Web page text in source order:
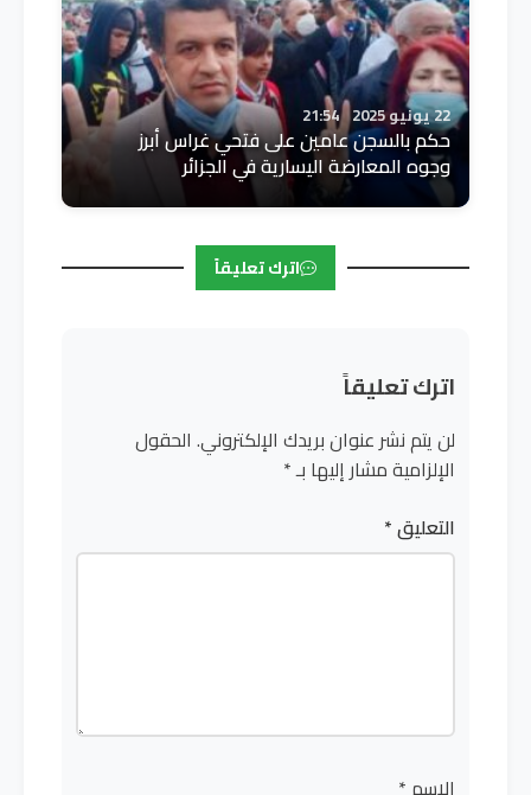
22 يونيو 2025 21:54
حكم بالسجن عامين على فتحي غراس أبرز
وجوه المعارضة اليسارية في الجزائر
اترك تعليقاً
اترك تعليقاً
لن يتم نشر عنوان بريدك الإلكتروني. الحقول
الإلزامية مشار إليها بـ*
التعليق*